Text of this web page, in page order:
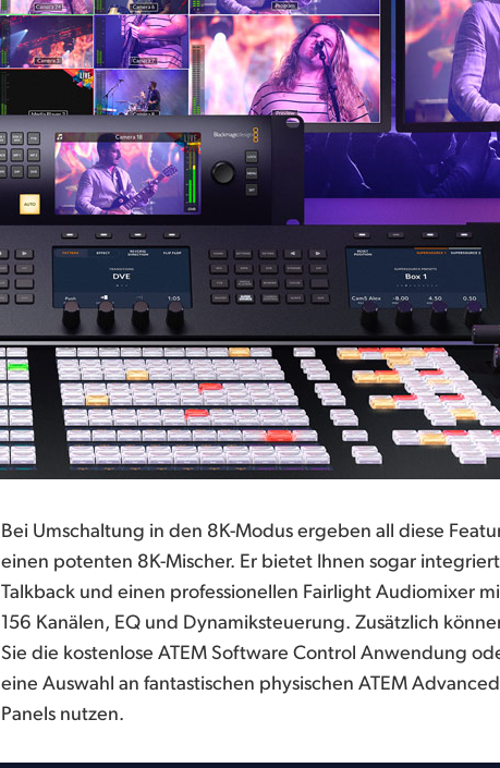
Panels nutzen.